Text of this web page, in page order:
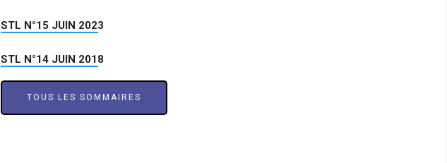
STL N°15 JUIN 2023
STL N°14 JUIN 2018
TOUS LES SOMMAIRES